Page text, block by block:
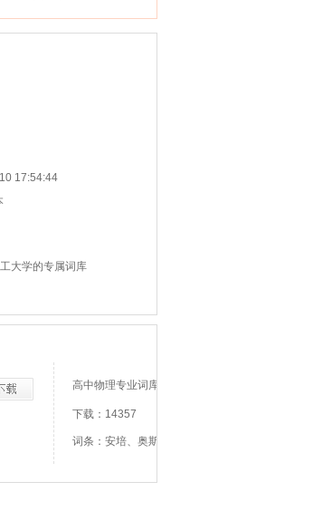
17:54:44
大学的专属词库
高中物理专业词库
下载：14357
词条：安培、奥斯特、安培力、暗条纹